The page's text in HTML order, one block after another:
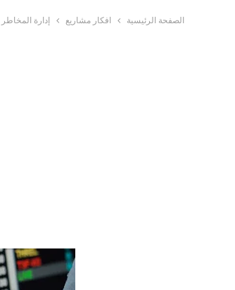
الصفحة الرئيسية افكار مشاريع إدارة